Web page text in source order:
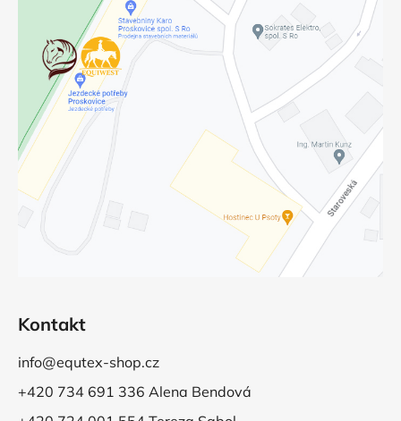
Kontakt
info@equtex-shop.cz
+420 734 691 336 Alena Bendová